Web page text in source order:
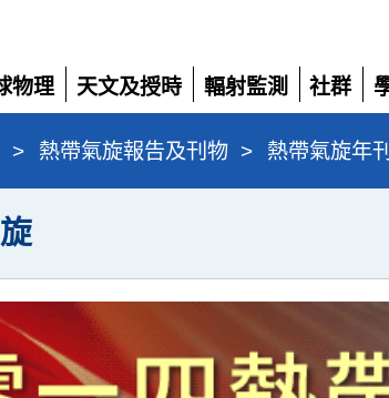
物理
天文及授時
展
開
輻射監測
展
開
社群
展
開
> 熱帶氣旋報告及刊物 > 熱帶氣旋年刊